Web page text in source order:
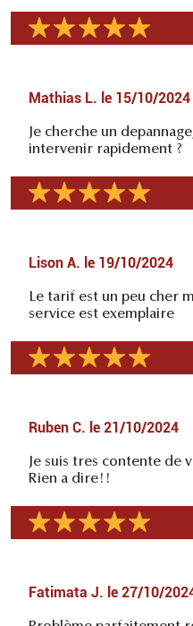
Mathias L. le 15/10/2024
Je cherche un
intervenir rapidement ?
Lison A. le 19/10/2024
Le tarif est un peu cher
service est exemplaire
Ruben C. le 21/10/2024
Je suis tres contente de
Rien a dire!!
Fatimata J. le 27/10/